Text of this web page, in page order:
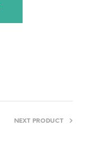
NEXT PRODUCT